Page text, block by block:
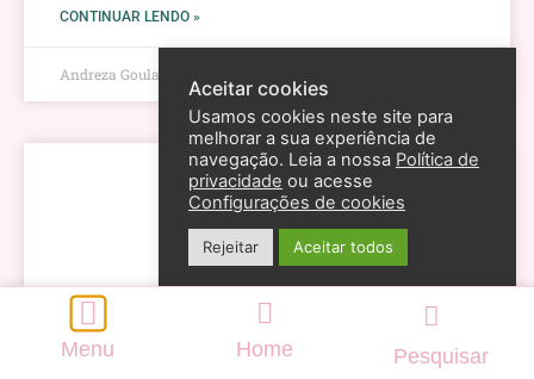
CONTINUAR LENDO »
Andreza Goulart
Aceitar cookies
Usamos cookies neste site para
melhorar a sua experiência de
navegação. Leia a nossa Política de
privacidade ou acesse
Configurações de cookies
Rejeitar Aceitar todos
Menu Home Pesquisar